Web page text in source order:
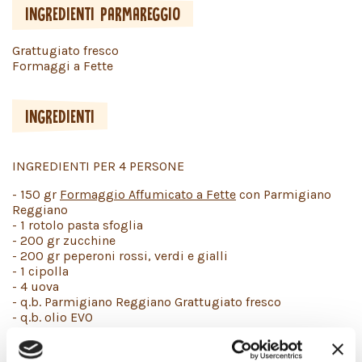
INGREDIENTI PARMAREGGIO
Grattugiato fresco
Formaggi a Fette
INGREDIENTI
INGREDIENTI PER 4 PERSONE
- 150 gr Formaggio Affumicato a Fette con Parmigiano
Reggiano
- 1 rotolo pasta sfoglia
- 200 gr zucchine
- 200 gr peperoni rossi, verdi e gialli
- 1 cipolla
- 4 uova
- q.b. Parmigiano Reggiano Grattugiato fresco
- q.b. olio EVO
- q.b. pepe